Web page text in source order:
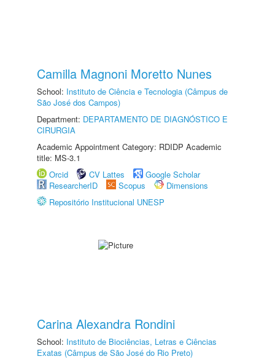
Camilla Magnoni Moretto Nunes
School: Instituto de Ciência e Tecnologia (Câmpus de
São José dos Campos)
Department: DEPARTAMENTO DE DIAGNÓSTICO E
CIRURGIA
Academic Appointment Category: RDIDP Academic
title: MS-3.1
Orcid
CV Lattes
Google Scholar
ResearcherID
Scopus
Dimensions
Repositório Institucional UNESP
Carina Alexandra Rondini
School: Instituto de Biociências, Letras e Ciências
Exatas (Câmpus de São José do Rio Preto)